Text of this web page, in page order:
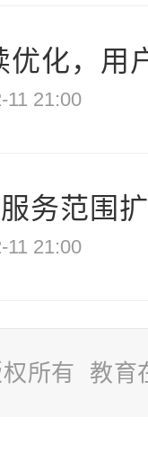
化，用
11 21:00
务范围
11 21:00
权所有 教育